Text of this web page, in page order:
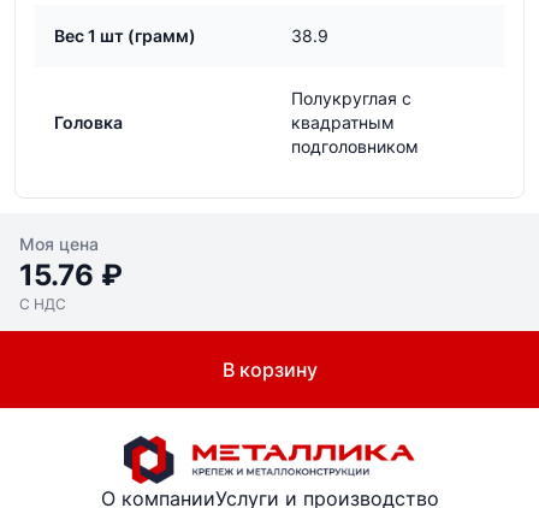
Вес 1 шт (грамм) 38.9
Головка
Полукруглая с
квадратным
подголовником
Моя цена
15.76 ₽
С НДС
В корзину
О компанииУслуги и производство